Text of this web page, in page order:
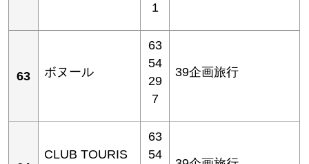
1
63 ボヌール
63
54
29
7
39企画旅行
CLUB TOURIS
63
54